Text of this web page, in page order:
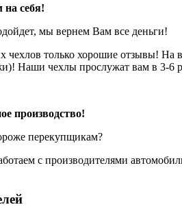
на себя!
мы вернем Вам все деньги!
чехлов только хорошие отзывы! На
Наши чехлы прослужат вам в 3-6
производство!
перекупщикам?
с производителями